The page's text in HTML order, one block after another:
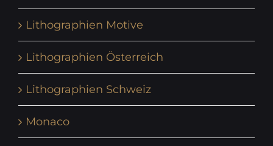
Lithographien Motive
Lithographien Österreich
Lithographien Schweiz
Monaco